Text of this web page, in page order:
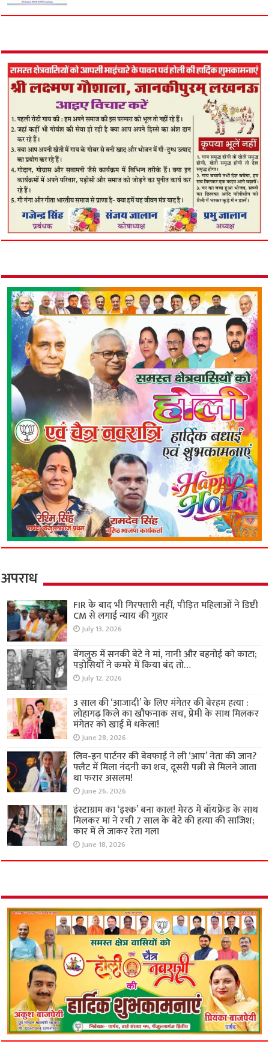
अपराध
FIR के बाद भी गिरफ्तारी नहीं, पीड़ित महिलाओं ने डिप्टी
CM से लगाई न्याय की गुहार
July 13, 2026
बेंगलुरु में सनकी बेटे ने मां, नानी और बहनोई को काटा;
पड़ोसियों ने कमरे में किया बंद तो…
July 12, 2026
3 साल की ‘आजादी’ के लिए मंगेतर की बेरहम हत्या :
लोहागढ़ किले का खौफनाक सच, प्रेमी के साथ मिलकर
मंगेतर को खाई में धकेला!
June 28, 2026
लिव-इन पार्टनर की बेवफाई ने ली ‘आप’ नेता की जान?
फ्लैट में मिला नंदनी का शव, दूसरी पत्नी से मिलने जाता
था फरार असलम!
June 26, 2026
इंस्टाग्राम का ‘इश्क’ बना काल! मेरठ में बॉयफ्रेंड के साथ
मिलकर मां ने रची 7 साल के बेटे की हत्या की साजिश;
कार में ले जाकर रेता गला
June 18, 2026